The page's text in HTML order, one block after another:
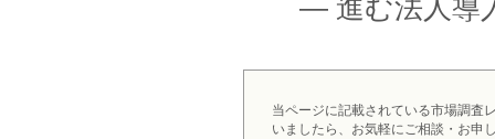
― 進む法人導
当ページに記載されている市場調査
いましたら、お気軽にご相談・お申